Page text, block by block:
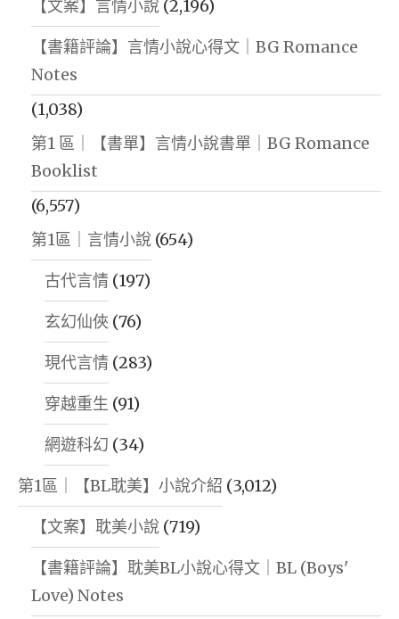
【文案】言情小說 (2,196)
【書籍評論】言情小說心得文｜BG Romance
Notes
(1,038)
第1 區｜【書單】言情小說書單｜BG Romance
Booklist
(6,557)
第1區｜言情小說 (654)
古代言情 (197)
玄幻仙俠 (76)
現代言情 (283)
穿越重生 (91)
網遊科幻 (34)
第1區｜【BL耽美】小說介紹 (3,012)
【文案】耽美小說 (719)
【書籍評論】耽美BL小說心得文｜BL (Boys'
Love) Notes